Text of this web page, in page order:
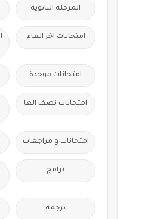
المرحلة الثانوية
امتحانات اخر العام
امتحانات موحدة
امتحانات نصف العا
امتحانات و مراجعات
برامج
ترجمة